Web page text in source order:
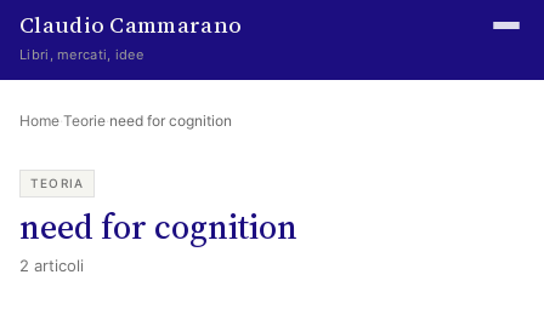
Claudio Cammarano
Libri, mercati, idee
Home
Writings
Curated
Learning log
Home·Teorie·need for cognition
TEORIA
need for cognition
2 articoli